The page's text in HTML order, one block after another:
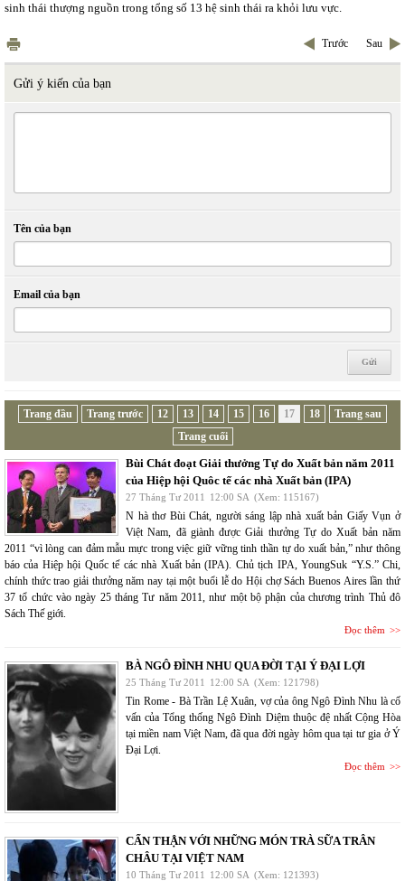
sinh thái thượng nguồn trong tổng số 13 hệ sinh thái ra khỏi lưu vực.
Trước Sau
Gửi ý kiến của bạn
Tên của bạn
Email của bạn
Trang đầu Trang trước 12 13 14 15 16 17 18
Trang sau
Trang cuối
Bùi Chát đoạt Giải thưởng Tự do Xuất bản năm 2011
của Hiệp hội Quôc tế các nhà Xuất bản (IPA)
27 Tháng Tư 2011 12:00 SA (Xem: 115167)
N hà thơ Bùi Chát, người sáng lập nhà xuất bản Giấy Vụn ở
Việt Nam, đã giành được Giải thưởng Tự do Xuất bản năm
2011 “vì lòng can đảm mẫu mực trong việc giữ vững tinh thần tự do xuất bản,” như thông
báo của Hiệp hội Quốc tế các nhà Xuất bản (IPA). Chủ tịch IPA, YoungSuk “Y.S.” Chi,
chính thức trao giải thưởng năm nay tại một buổi lễ do Hội chợ Sách Buenos Aires lần thứ
37 tổ chức vào ngày 25 tháng Tư năm 2011, như một bộ phận của chương trình Thủ đô
Sách Thế giới.
Đọc thêm
BÀ NGÔ ĐÌNH NHU QUA ĐỜI TẠI Ý ĐẠI LỢI
25 Tháng Tư 2011 12:00 SA (Xem: 121798)
Tin Rome - Bà Trần Lệ Xuân, vợ của ông Ngô Đình Nhu là cố
vấn của Tổng thống Ngô Đình Diệm thuộc đệ nhất Cộng Hòa
tại miền nam Việt Nam, đã qua đời ngày hôm qua tại tư gia ở Ý
Đại Lợi.
Đọc thêm
CẨN THẬN VỚI NHỮNG MÓN TRÀ SỮA TRÂN
CHÂU TẠI VIỆT NAM
10 Tháng Tư 2011 12:00 SA (Xem: 121393)